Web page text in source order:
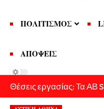
ΠΟΛΙΤΙΣΜΟΣ
ΑΠΟΨΕΙΣ
Θέσεις εργασίας: Τα ΑΒ